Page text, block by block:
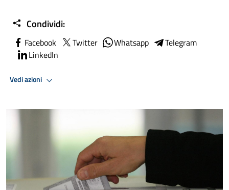
Condividi:
Facebook Twitter Whatsapp
Telegram
LinkedIn
Vedi azioni